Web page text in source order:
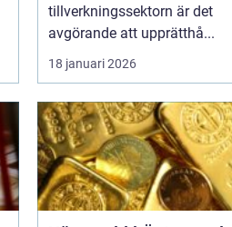
tillverkningssektorn är det
avgörande att upprätthå...
18 januari 2026